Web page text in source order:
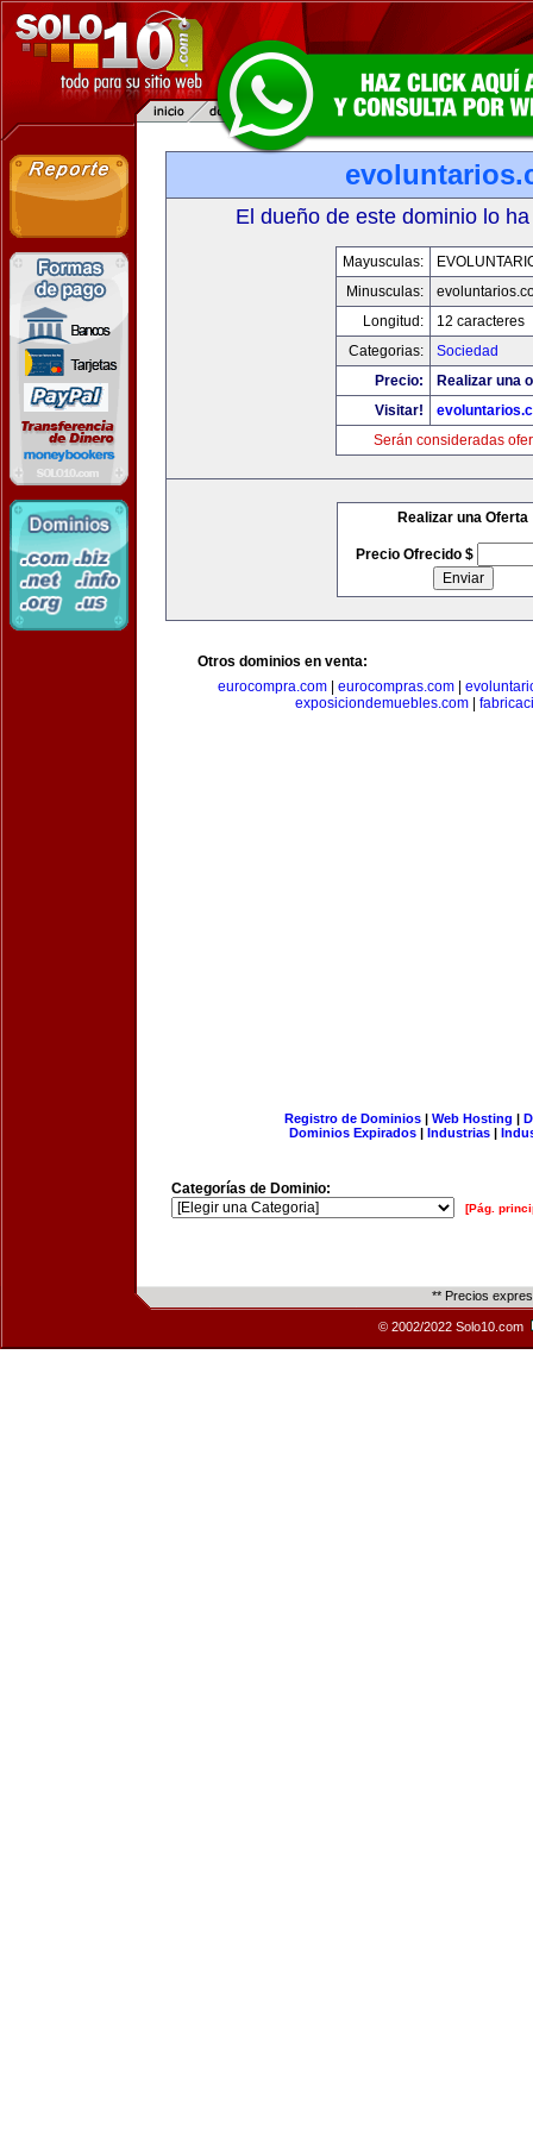
El dueño de este dominio lo
Mayusculas:
Minusculas:
Longitud:
12 caracteres
Categorias:
Sociedad
Precio:
Realizar una
Visitar!
Serán consideradas
Realizar una Oferta
Precio Ofrecido $
Otros dominios en venta:
eurocompra.com| eurocompras.com|
exposiciondemuebles.com|
Registro de Dominios| Web Hosting |
Dominios Expirados | Industrias |
Categorías de Dominio:
[Pág.
** Precios
© 2002/2022 Solo10.com